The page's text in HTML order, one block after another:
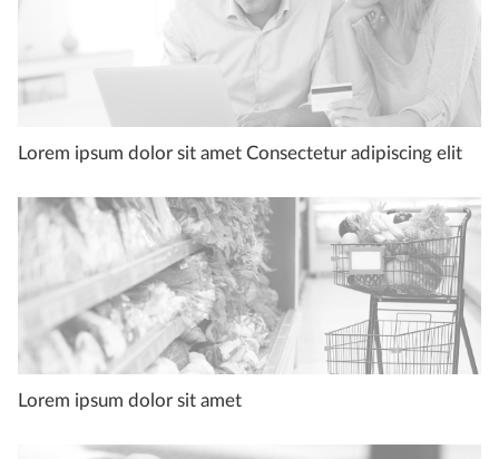
Lorem ipsum dolor sit amet Consectetur adipiscing elit
Lorem ipsum dolor sit amet